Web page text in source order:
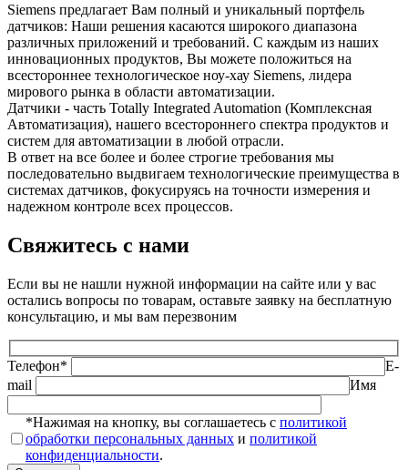
Siemens предлагает Вам полный и уникальный портфель
датчиков: Наши решения касаются широкого диапазона
различных приложений и требований. С каждым из наших
инновационных продуктов, Вы можете положиться на
всестороннее технологическое ноу-хау Siemens, лидера
мирового рынка в области автоматизации.
Датчики - часть Totally Integrated Automation (Комплексная
Автоматизация), нашего всестороннего спектра продуктов и
систем для автоматизации в любой отрасли.
В ответ на все более и более строгие требования мы
последовательно выдвигаем технологические преимущества в
системах датчиков, фокусируясь на точности измерения и
надежном контроле всех процессов.
Свяжитесь с нами
Если вы не нашли нужной информации на сайте или у вас
остались вопросы по товарам, оставьте заявку на бесплатную
консультацию, и мы вам перезвоним
Телефон*
E-
mail
Имя
*Нажимая на кнопку, вы соглашаетесь с политикой
обработки персональных данных и политикой
конфиденциальности.